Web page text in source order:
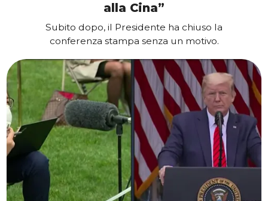
alla Cina”
Subito dopo, il Presidente ha chiuso la
conferenza stampa senza un motivo.